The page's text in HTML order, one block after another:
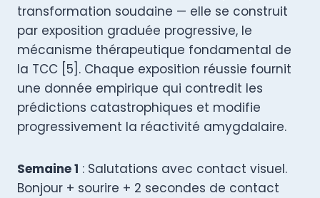
transformation soudaine — elle se construit
par exposition graduée progressive, le
mécanisme thérapeutique fondamental de
la TCC [5]. Chaque exposition réussie fournit
une donnée empirique qui contredit les
prédictions catastrophiques et modifie
progressivement la réactivité amygdalaire.
Semaine 1 : Salutations avec contact visuel.
Bonjour + sourire + 2 secondes de contact